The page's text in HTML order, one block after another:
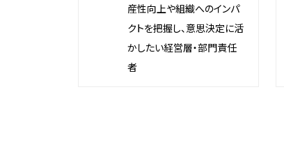
産性向上や組織へのインパ
クトを把握し、意思決定に活
かしたい経営層・部門責任
者